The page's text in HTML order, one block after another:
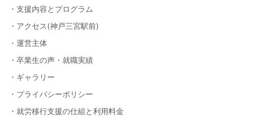
・支援内容とプログラム
・アクセス(神戸三宮駅前)
・運営主体
・卒業生の声・就職実績
・ギャラリー
・プライバシーポリシー
・就労移行支援の仕組と利用料金